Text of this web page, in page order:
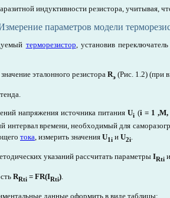
индуктивности резистора, учитывая,
параметров модели
терморезистор, установив
значение эталонного резистора Rэ (Рис. 1.2) (при
напряжения источника питанияUi (і = 1
интервал времени, необходимый для
тока , измерить значения U1i и U2i
указаний рассчитать параметры IRti
RRti = FR(IRti)
данные оформить в виде таблицы: